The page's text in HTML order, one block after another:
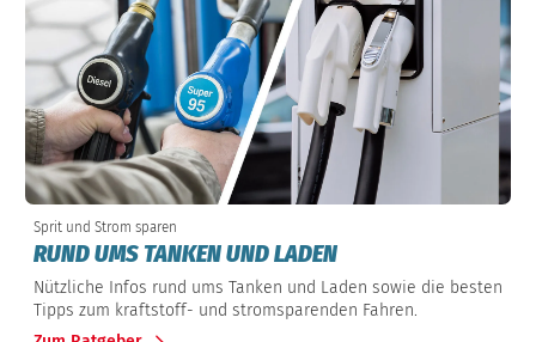
Sprit und Strom sparen
RUND UMS TANKEN UND LADEN
Nützliche Infos rund ums Tanken und Laden sowie die besten
Tipps zum kraftstoff- und stromsparenden Fahren.